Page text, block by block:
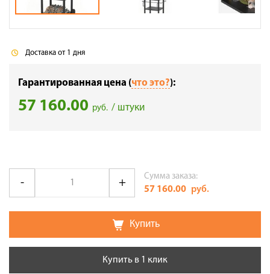
Доставка от 1 дня
Гарантированная цена (что это?):
57 160.00 руб. / штуки
Сумма заказа:
57 160.00 руб.
Купить
Купить в 1 клик